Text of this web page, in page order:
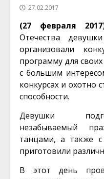
27.02.2017
(27 февраля
Отечества
организовали
программу для
с большим
конкурсах и охотно
способности.
Девушки
незабываемый
танцами, а также
приготовили
В этот день